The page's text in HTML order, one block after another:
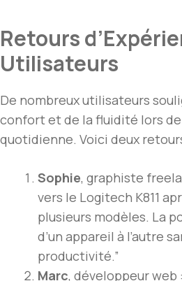
Retours
Utilisateurs
De nombreux utilisateurs
confort et de la fluidité lors
quotidienne. Voici deux
Sophie, graphiste
vers le Logitech K811
plusieurs modèles. La
d’un appareil à l’autre
productivité.”
Marc, développeur web :